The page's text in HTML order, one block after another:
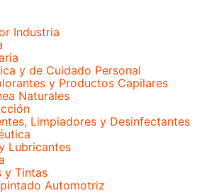
Industria
y de Cuidado Personal
y Productos Capilares
Naturales
Limpiadores y Desinfectantes
Lubricantes
y Tintas
Automotriz